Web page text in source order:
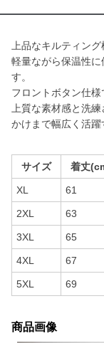
上品なキルティン
軽量ながら保温性
す。
フロントボタン仕様
上質な素材感と洗
かけまで幅広く活躍
サイズ 着丈
XL 61
2XL 63
3XL 65
4XL 67
5XL 69
商品画像